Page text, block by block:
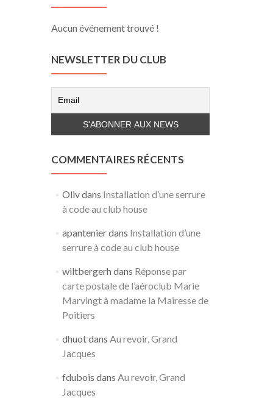
Aucun événement trouvé !
NEWSLETTER DU CLUB
COMMENTAIRES RÉCENTS
Olivdans Installation d’une serrure
à code au club house
apantenierdans Installation d’une
serrure à code au club house
wiltbergerh dans Réponse par
carte postale de l’aéroclub Marie
Marvingt à madame la Mairesse de
Poitiers
dhuotdans Au revoir, Grand
Jacques
fdubois dans Au revoir, Grand
Jacques